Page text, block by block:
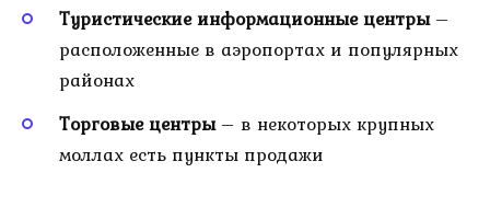
Туристические информационные центры–
расположенные в аэропортах и популярных
районах
Торговые центры– в некоторых крупных
моллах есть пункты продажи